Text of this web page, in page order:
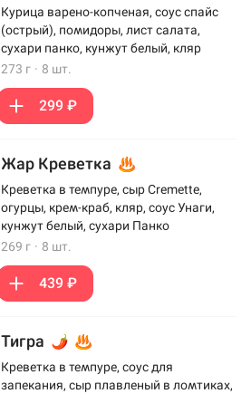
Курица варено-копченая, соус спайс
(острый), помидоры, лист салата,
сухари панко, кунжут белый, кляр
273 г · 8 шт.
299 ₽
Жар Креветка
Креветка в темпуре, сыр Cremette,
огурцы, крем-краб, кляр, соус Унаги,
кунжут белый, сухари Панко
269 г · 8 шт.
439 ₽
Тигра
Креветка в темпуре, соус для
запекания, сыр плавленый в ломтиках,